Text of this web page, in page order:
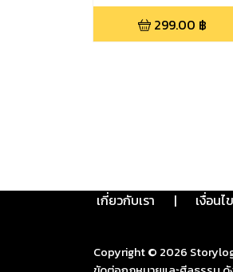
299.00 ฿
เกี่ยวกับเรา | เงื่อนไ
Copyright © 2026